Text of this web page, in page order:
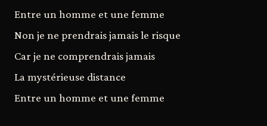
Entre un homme et une femme
Non je ne prendrais jamais le risque
Car je ne comprendrais jamais
La mystérieuse distance
Entre un homme et une femme